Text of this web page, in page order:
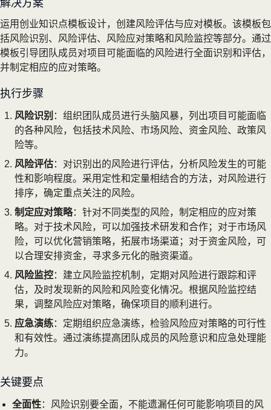
解决方案
运用创业知识点模板设计，创建风险评估与应对模板。该模板包
括风险识别、风险评估、风险应对策略和风险监控等部分。通过
模板引导团队成员对项目可能面临的风险进行全面识别和评估，
并制定相应的应对策略。
执行步骤
风险识别 ：组织团队成员进行头脑风暴，列出项目可能面临
的各种风险，包括技术风险、市场风险、资金风险、政策风
险等。
风险评估：对识别出的风险进行评估，分析风险发生的可能
性和影响程度。采用定性和定量相结合的方法，对风险进行
排序，确定重点关注的风险。
制定应对策略：针对不同类型的风险，制定相应的应对策
略。对于技术风险，可以加强技术研发和合作；对于市场风
险，可以优化营销策略，拓展市场渠道；对于资金风险，可
以合理安排资金，寻求多元化的融资渠道。
风险监控：建立风险监控机制，定期对风险进行跟踪和评
估，及时发现新的风险和风险变化情况。根据风险监控结
果，调整风险应对策略，确保项目的顺利进行。
应急演练：定期组织应急演练，检验风险应对策略的可行性
和有效性。通过演练提高团队成员的风险意识和应急处理能
力。
关键要点
全面性：风险识别要全面，不能遗漏任何可能影响项目的风